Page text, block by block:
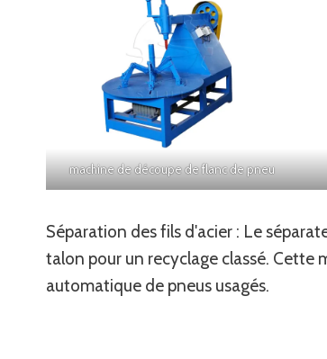
machine de découpe de flanc de pneu
Séparation des fils d'acier : Le
talon pour un recyclage classé. Cette
automatique de pneus usagés.